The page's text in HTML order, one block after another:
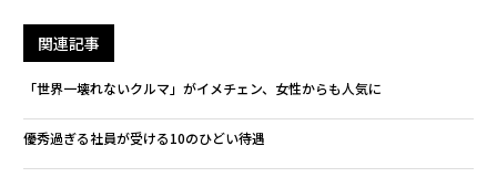
関連記事
「世界一壊れないクルマ」がイメチェン、女性からも人気に
優秀過ぎる社員が受ける10のひどい待遇